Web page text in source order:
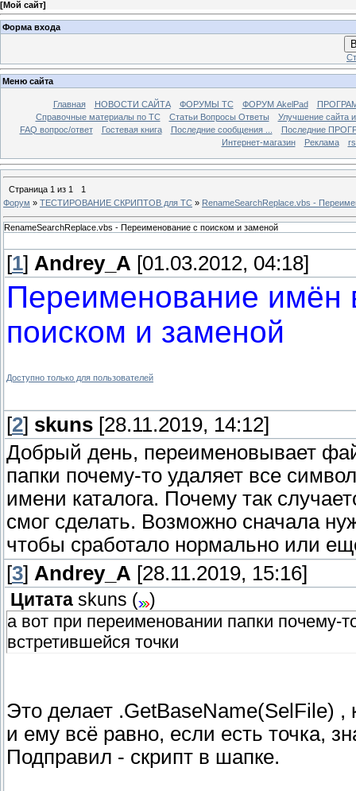
[Мой сайт]
Форма входа
Меню сайта
Главная НОВОСТИ САЙТА ФОРУМЫ TC ФОРУМ AkelPad
Справочные материалы по TС
Статьи Вопросы Ответы
Улучшение сайта
FAQ вопрос/ответ
Гостевая книга Последние сообщения ...
Последние
Интернет-магазин
Реклама
Страница 1 из 1
1
Форум » ТЕСТИРОВАНИЕ СКРИПТОВ для TC » RenameSearchReplace.vbs -
RenameSearchReplace.vbs - Переименование с поиском и заменой
[1] Andrey_A [01.03.2012, 04:18]
Переименование имён
поиском и заменой
Доступно только для пользователей
[2] skuns [28.11.2019, 14:12]
Добрый день, переименовывает
папки почему-то удаляет все
имени каталога. Почему так
смог сделать. Возможно сначала
чтобы сработало нормально или
[3] Andrey_A [28.11.2019, 15:16]
Цитата skuns (
)
а вот при переименовании папки почему-
встретившейся точки
Это делает .GetBaseName(SelFile) ,
и ему всё равно, если есть точка,
Подправил - скрипт в шапке.